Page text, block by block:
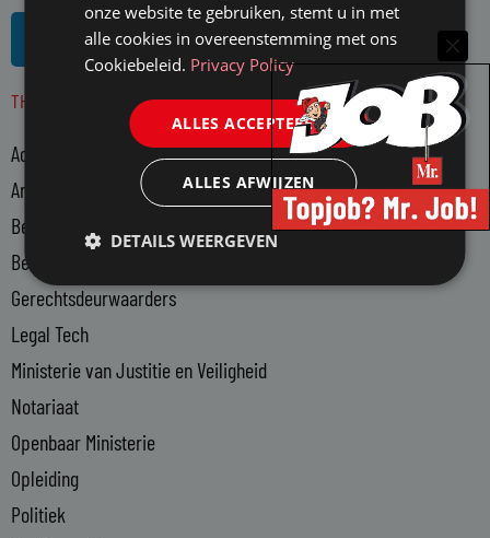
i
n
R
s
s
THEMA'S
Advocatuur
Arbeidsmarkt
Bedrijfsjuristen
Bedrijfsvoering
Gerechtsdeurwaarders
Legal Tech
Ministerie van Justitie en Veiligheid
Notariaat
Openbaar Ministerie
Opleiding
Politiek
onze website te gebruiken, stemt u in met
alle cookies in overeenstemming met ons
Cookiebeleid. Privacy Policy
ALLES ACCEPTEREN
ALLES AFWIJZEN
DETAILS WEERGEVEN